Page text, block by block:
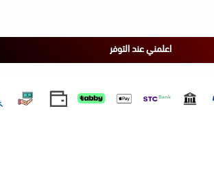
اعلمني عند التوفر